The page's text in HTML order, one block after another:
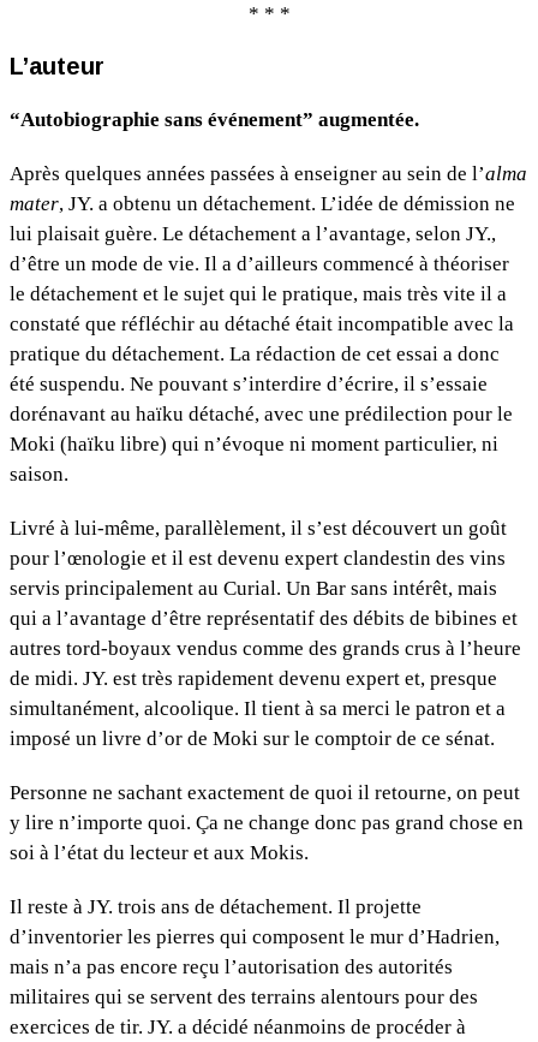
* * *
L’auteur
“Autobiographie sans événement” augmentée.
Après quelques années passées à enseigner au sein de l’alma
mater, JY. a obtenu un détachement. L’idée de démission ne
lui plaisait guère. Le détachement a l’avantage, selon JY.,
d’être un mode de vie. Il a d’ailleurs commencé à théoriser
le détachement et le sujet qui le pratique, mais très vite il a
constaté que réfléchir au détaché était incompatible avec la
pratique du détachement. La rédaction de cet essai a donc
été suspendu. Ne pouvant s’interdire d’écrire, il s’essaie
dorénavant au haïku détaché, avec une prédilection pour le
Moki (haïku libre) qui n’évoque ni moment particulier, ni
saison.
Livré à lui-même, parallèlement, il s’est découvert un goût
pour l’œnologie et il est devenu expert clandestin des vins
servis principalement au Curial. Un Bar sans intérêt, mais
qui a l’avantage d’être représentatif des débits de bibines et
autres tord-boyaux vendus comme des grands crus à l’heure
de midi. JY. est très rapidement devenu expert et, presque
simultanément, alcoolique. Il tient à sa merci le patron et a
imposé un livre d’or de Moki sur le comptoir de ce sénat.
Personne ne sachant exactement de quoi il retourne, on peut
y lire n’importe quoi. Ça ne change donc pas grand chose en
soi à l’état du lecteur et aux Mokis.
Il reste à JY. trois ans de détachement. Il projette
d’inventorier les pierres qui composent le mur d’Hadrien,
mais n’a pas encore reçu l’autorisation des autorités
militaires qui se servent des terrains alentours pour des
exercices de tir. JY. a décidé néanmoins de procéder à